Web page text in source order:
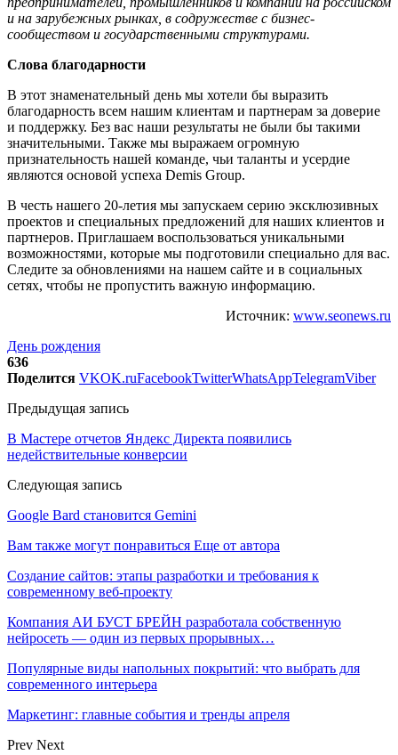
и на зарубежных рынках, в содружестве с бизнес-
сообществом и государственными структурами.
Слова благодарности
В этот знаменательный день мы хотели бы выразить
благодарность всем нашим клиентам и партнерам за доверие
и поддержку. Без вас наши результаты не были бы такими
значительными. Также мы выражаем огромную
признательность нашей команде, чьи таланты и усердие
являются основой успеха Demis Group.
В честь нашего 20-летия мы запускаем серию эксклюзивных
проектов и специальных предложений для наших клиентов и
партнеров. Приглашаем воспользоваться уникальными
возможностями, которые мы подготовили специально для вас.
Следите за обновлениями на нашем сайте и в социальных
сетях, чтобы не пропустить важную информацию.
Источник: www.seonews.ru
День рождения
636
Поделится VKOK.ruFacebookTwitterWhatsAppTelegramViber
Предыдущая запись
В Мастере отчетов Яндекс Директа появились
недействительные конверсии
Следующая запись
Google Bard становится Gemini
Вам также могут понравиться Еще от автора
Создание сайтов: этапы разработки и требования к
современному веб-проекту
Компания АИ БУСТ БРЕЙН разработала собственную
нейросеть — один из первых прорывных…
Популярные виды напольных покрытий: что выбрать для
современного интерьера
Маркетинг: главные события и тренды апреля
Prev Next